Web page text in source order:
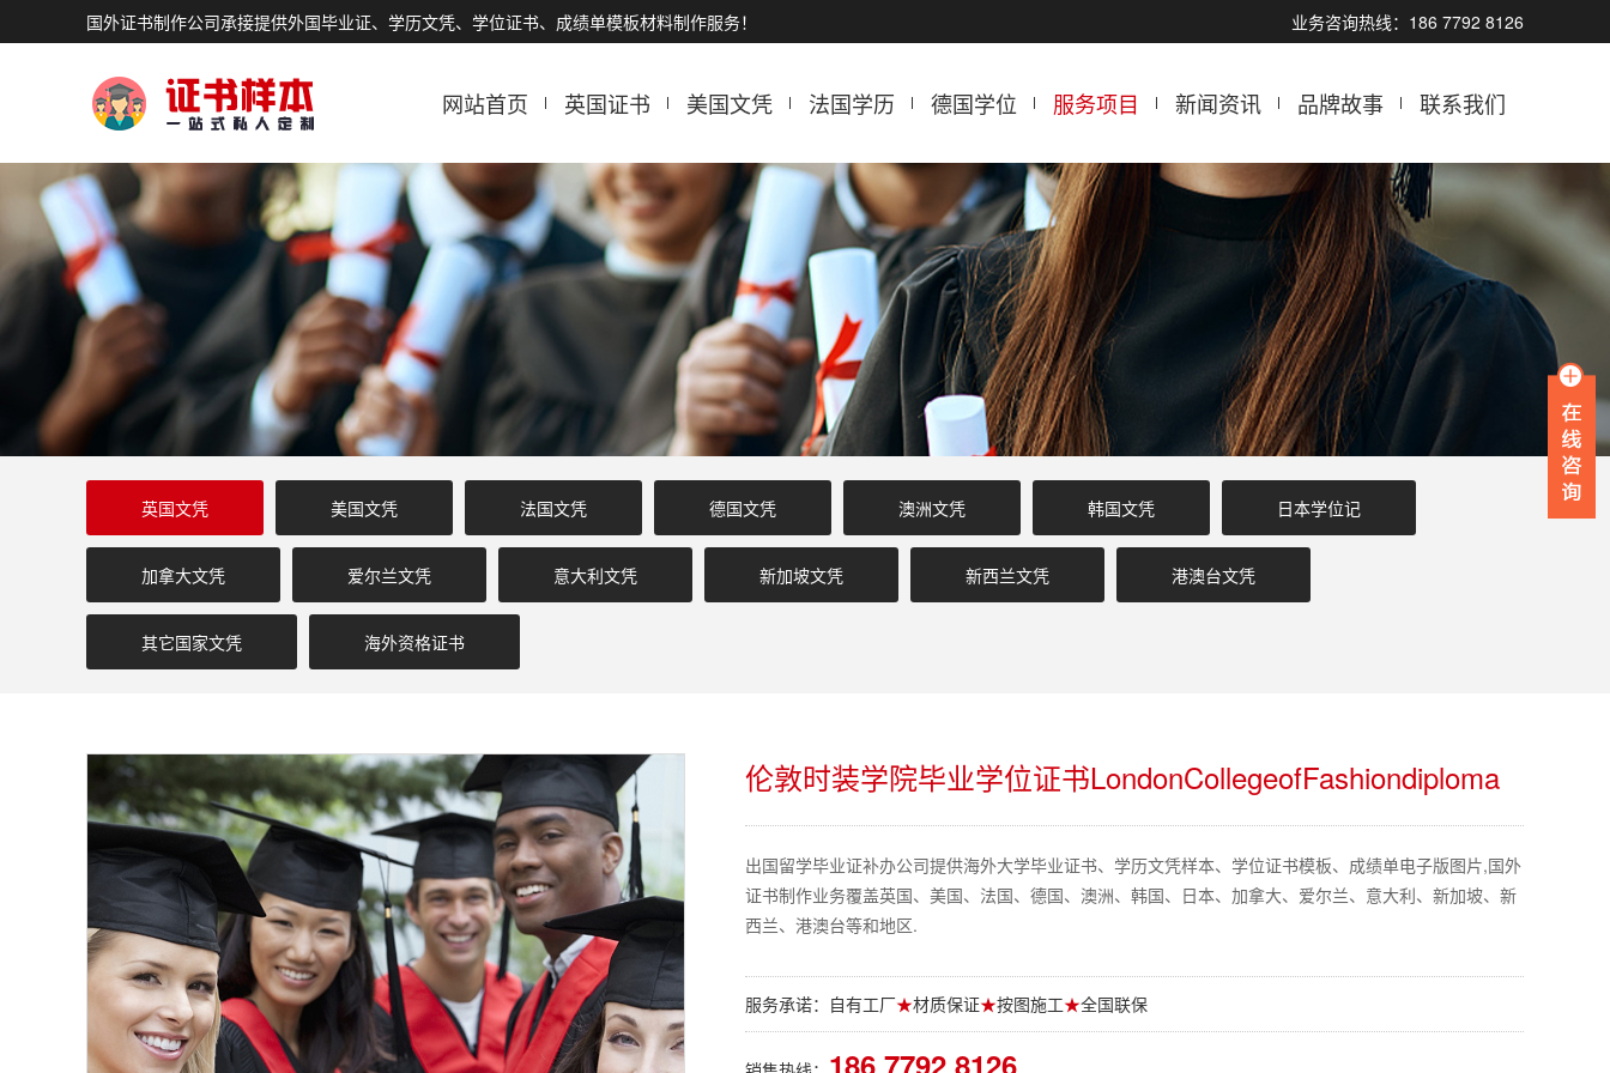
业务咨询热线：186 7792 8126
国外证书制作公司承接提供外国毕业证、学历文凭、学位证书、成绩单模板材料制作服务！
网站首页 英国证书 美国文凭 法国学历 德国学位 服务项目 新闻资讯 品牌故事 联系我们
英国文凭 美国文凭 法国文凭 德国文凭 澳洲文凭 韩国文凭 日本学位记
加拿大文凭 爱尔兰文凭 意大利文凭 新加坡文凭 新西兰文凭 港澳台文凭
其它国家文凭 海外资格证书
伦敦时装学院毕业学位证书LondonCollegeofFashiondiploma
出国留学毕业证补办公司提供海外大学毕业证书、学历文凭样本、学位证书模板、成绩单电子版图片,国外
证书制作业务覆盖英国、美国、法国、德国、澳洲、韩国、日本、加拿大、爱尔兰、意大利、新加坡、新
西兰、港澳台等和地区.
服务承诺：自有工厂★材质保证★按图施工★全国联保
186 7792 8126